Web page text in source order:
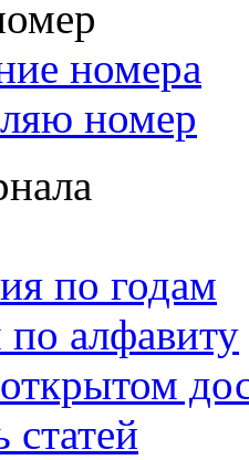
номера
номер
по годам
алфавиту
статей